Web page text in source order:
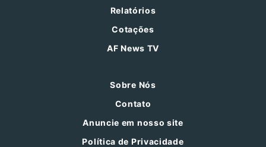
Relatórios
Cotações
AF News TV
Sobre Nós
Contato
Anuncie em nosso site
Política de Privacidade